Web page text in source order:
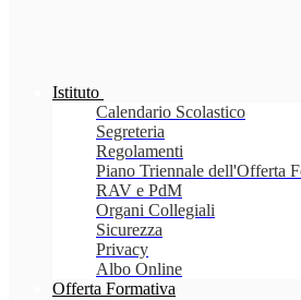
Istituto
Calendario Scolastico
Segreteria
Regolamenti
Piano Triennale dell'Offerta
RAV e PdM
Organi Collegiali
Sicurezza
Privacy
Albo Online
Offerta Formativa